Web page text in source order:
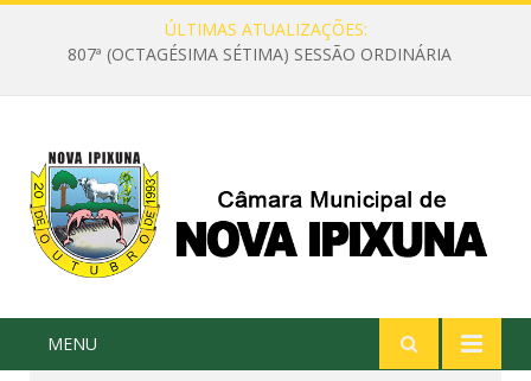
ÚLTIMAS ATUALIZAÇÕES:
807ª (OCTAGÉSIMA SÉTIMA) SESSÃO ORDINÁRIA
MENU